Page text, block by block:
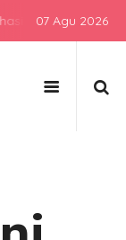
lulusan
07 Agu 2026